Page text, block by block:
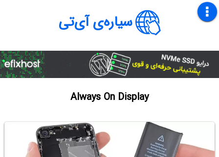
سیاره‌ی آی‌تی
Always On Display